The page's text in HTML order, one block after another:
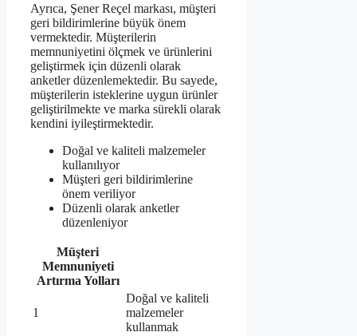
Ayrıca, Şener Reçel markası, müşteri
geri bildirimlerine büyük önem
vermektedir. Müşterilerin
memnuniyetini ölçmek ve ürünlerini
geliştirmek için düzenli olarak
anketler düzenlemektedir. Bu sayede,
müşterilerin isteklerine uygun ürünler
geliştirilmekte ve marka sürekli olarak
kendini iyileştirmektedir.
Doğal ve kaliteli malzemeler
kullanılıyor
Müşteri geri bildirimlerine
önem veriliyor
Düzenli olarak anketler
düzenleniyor
Müşteri
Memnuniyeti
Artırma Yolları
1
Doğal ve kaliteli
malzemeler
kullanmak